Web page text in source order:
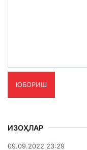
ЮБОРИШ
ИЗОҲЛАР
09.09.2022 23:29